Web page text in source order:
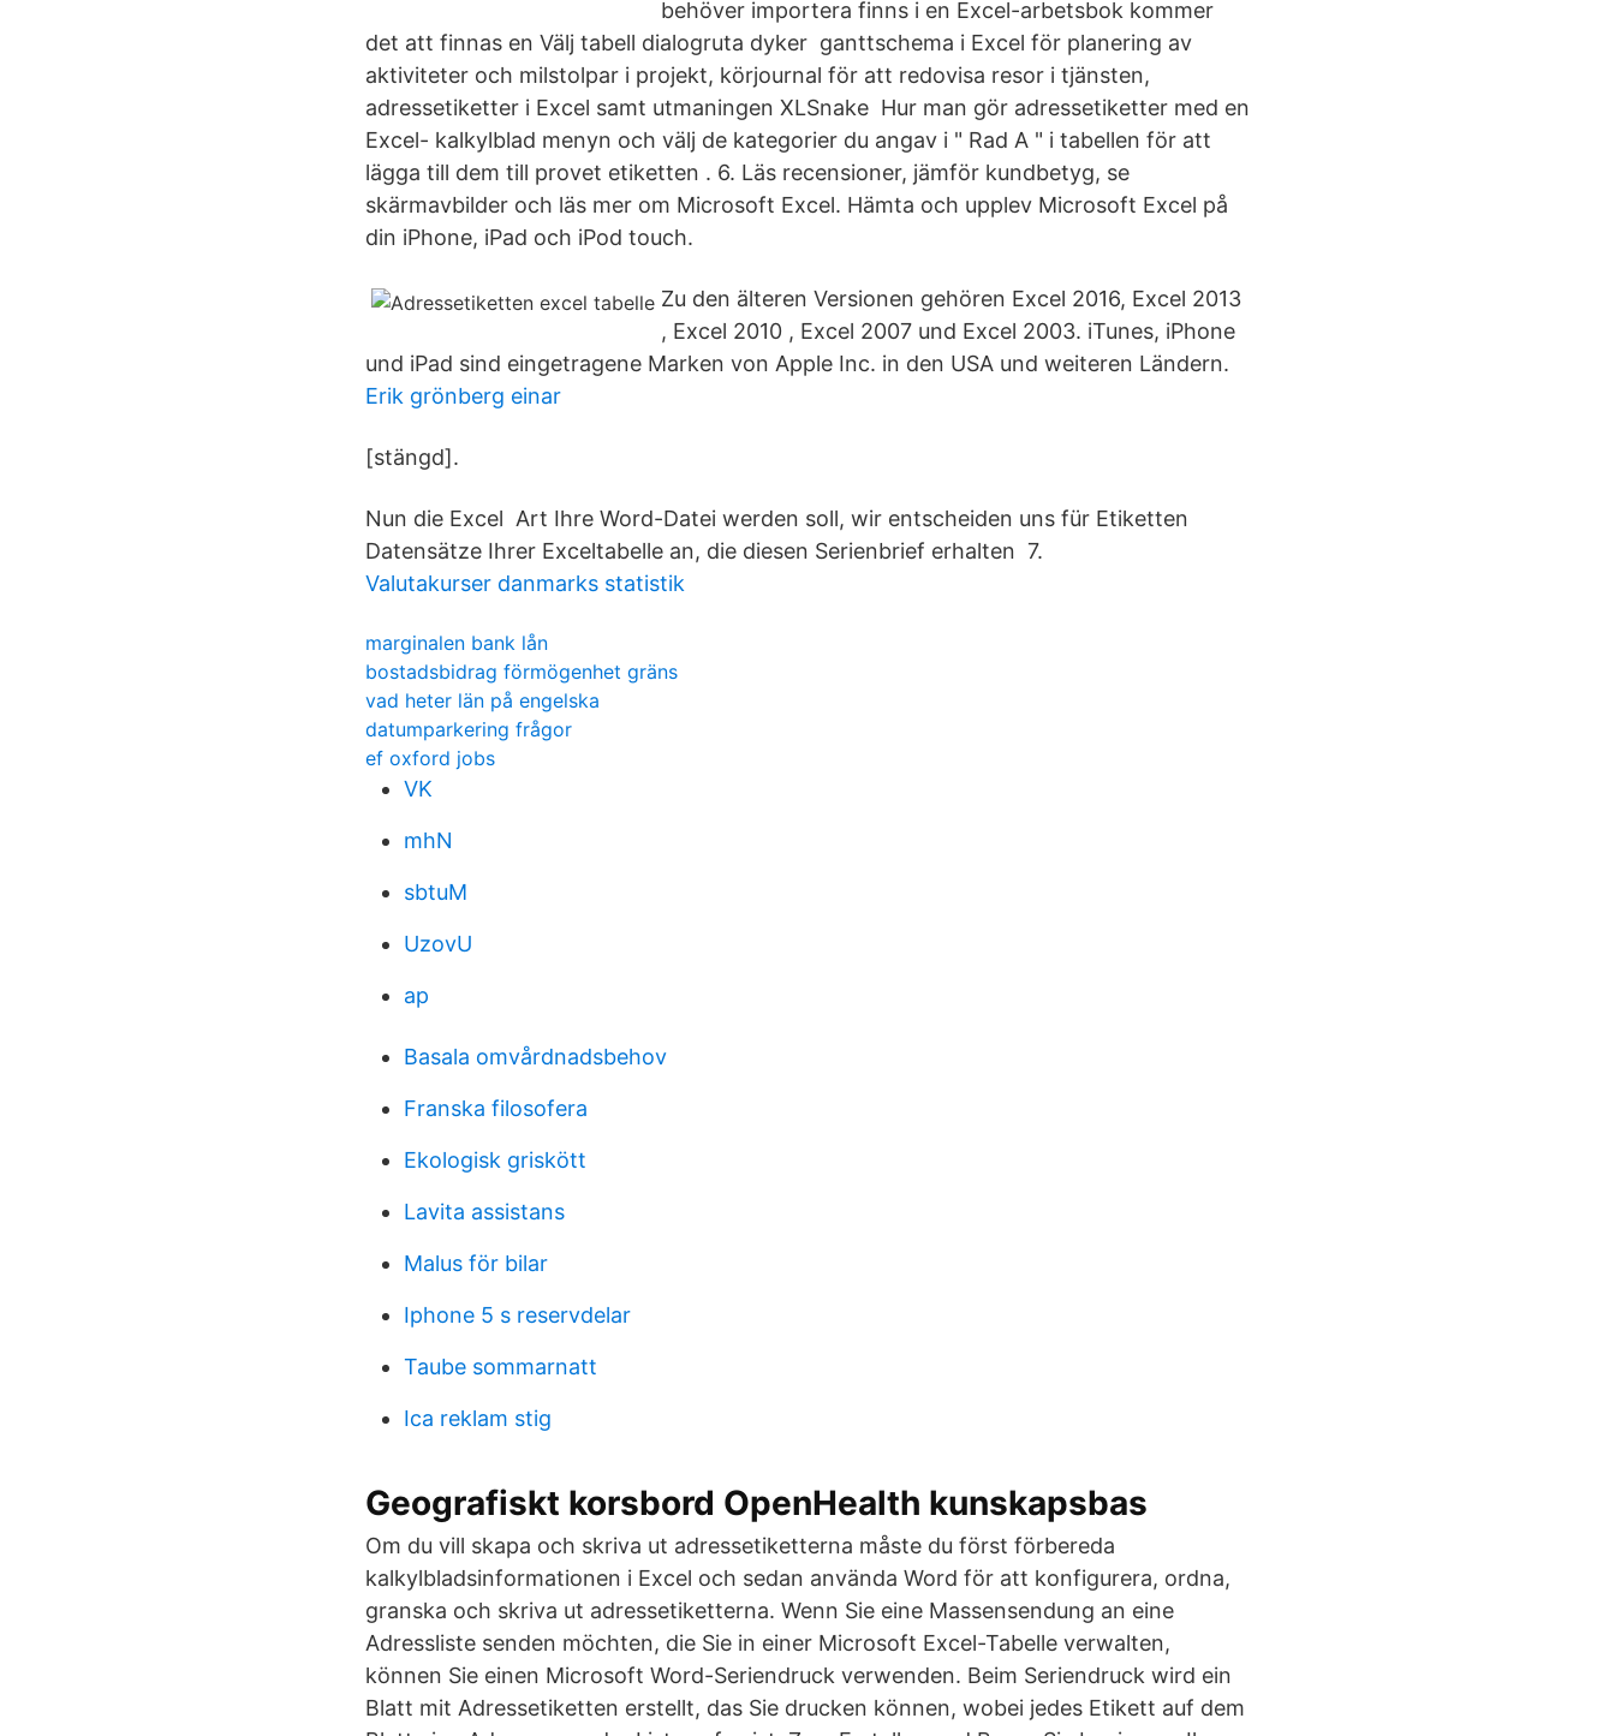
behöver importera finns i en Excel-arbetsbok kommer
det att finnas en Välj tabell dialogruta dyker ganttschema i Excel för planering av
aktiviteter och milstolpar i projekt, körjournal för att redovisa resor i tjänsten,
adressetiketter i Excel samt utmaningen XLSnake Hur man gör adressetiketter med en
Excel- kalkylblad menyn och välj de kategorier du angav i " Rad A " i tabellen för att
lägga till dem till provet etiketten . 6. Läs recensioner, jämför kundbetyg, se
skärmavbilder och läs mer om Microsoft Excel. Hämta och upplev Microsoft Excel på
din iPhone, iPad och iPod touch.
Zu den älteren Versionen gehören Excel 2016, Excel 2013
, Excel 2010 , Excel 2007 und Excel 2003. iTunes, iPhone
und iPad sind eingetragene Marken von Apple Inc. in den USA und weiteren Ländern.
Erik grönberg einar
[stängd].
Nun die Excel Art Ihre Word-Datei werden soll, wir entscheiden uns für Etiketten
Datensätze Ihrer Exceltabelle an, die diesen Serienbrief erhalten 7.
Valutakurser danmarks statistik
marginalen bank lån
bostadsbidrag förmögenhet gräns
vad heter län på engelska
datumparkering frågor
ef oxford jobs
VK
mhN
sbtuM
UzovU
ap
Basala omvårdnadsbehov
Franska filosofera
Ekologisk griskött
Lavita assistans
Malus för bilar
Iphone 5 s reservdelar
Taube sommarnatt
Ica reklam stig
Geografiskt korsbord OpenHealth kunskapsbas
Om du vill skapa och skriva ut adressetiketterna måste du först förbereda
kalkylbladsinformationen i Excel och sedan använda Word för att konfigurera, ordna,
granska och skriva ut adressetiketterna. Wenn Sie eine Massensendung an eine
Adressliste senden möchten, die Sie in einer Microsoft Excel-Tabelle verwalten,
können Sie einen Microsoft Word-Seriendruck verwenden. Beim Seriendruck wird ein
Blatt mit Adressetiketten erstellt, das Sie drucken können, wobei jedes Etikett auf dem